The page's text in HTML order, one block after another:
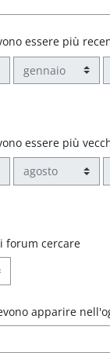
essere più
essere più
forum cercare
apparire